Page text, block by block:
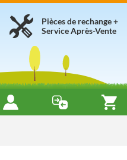
Pièces de rechange +
Service Après-Vente